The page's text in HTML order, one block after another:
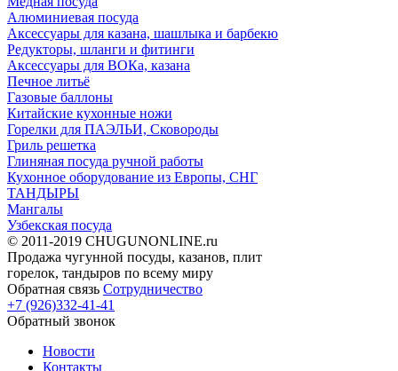
Алюминиевая посуда
Аксессуары для казана, шашлыка и барбекю
Редукторы, шланги и фитинги
Аксессуары для ВОКа, казана
Печное литьё
Газовые баллоны
Китайские кухонные ножи
Горелки для ПАЭЛЬИ, Сковороды
Гриль решетка
Глиняная посуда ручной работы
Кухонное оборудование из Европы, СНГ
ТАНДЫРЫ
Мангалы
Узбекская посуда
© 2011-2019 CHUGUNONLINE.ru
Продажа чугунной посуды, казанов, плит
горелок, тандыров по всему миру
Обратная связь Сотрудничество
+7 (926)332-41-41
Обратный звонок
Новости
Контакты